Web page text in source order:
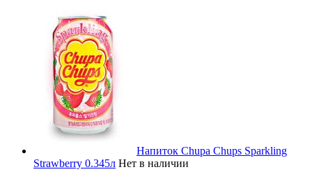
Напиток Chupa Chups Sparkling
Strawberry 0.345л Нет в наличии